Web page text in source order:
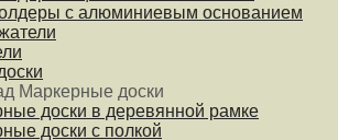
с алюминиевым основанием
Маркерные доски
доски в деревянной рамке
доски с полкой